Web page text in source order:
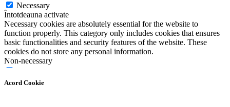
Acord Cookie
Necessary
Întotdeauna activate
Necessary cookies are absolutely essential for the website to
function properly. This category only includes cookies that ensures
basic functionalities and security features of the website. These
cookies do not store any personal information.
Non-necessary
Any cookies that may not be particularly necessary for the website